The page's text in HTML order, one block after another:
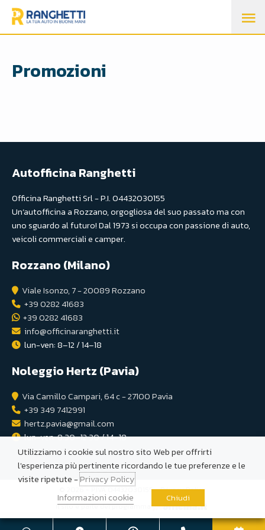
Promozioni
Autofficina Ranghetti
Officina Ranghetti Srl - P.I. 04432030155
Un’autofficina a Rozzano, orgogliosa del suo passato ma con
uno sguardo al futuro! Dal 1973 si occupa con passione di auto,
veicoli commerciali e camper.
Rozzano (Milano)
Viale Isonzo, 7 - 20089 Rozzano
+39 0282 41683
+39 0282 41683
info@officinaranghetti.it
lun-ven: 8–12 / 14–18
Noleggio Hertz (Pavia)
Via Camillo Campari, 64 c - 27100 Pavia
+39 349 7412991
hertz.pavia@gmail.com
lun-ven: 8:30–12:30 / 14–18
© 2026 - P.IVA 04432030155 -Privacy Policy
Il sito è parte del programma
Utilizziamo i cookie sul nostro sito Web per offrirti
l'esperienza più pertinente ricordando le tue preferenze e le
visite ripetute -Privacy Policy
Informazioni cookie
Chiudi